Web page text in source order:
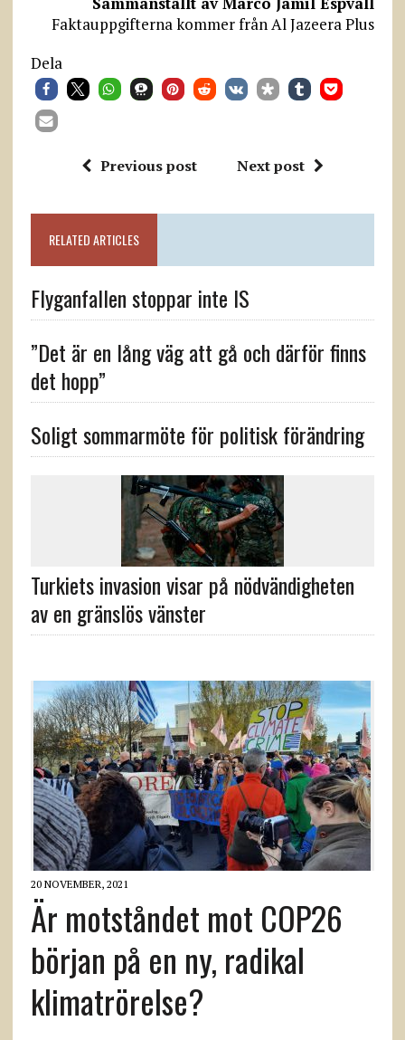
Faktauppgifterna kommer från Al Jazeera Plus
Dela
Previous post Next post
RELATED ARTICLES
Flyganfallen stoppar inte IS
”Det är en lång väg att gå och därför finns
det hopp”
Soligt sommarmöte för politisk förändring
Turkiets invasion visar på nödvändigheten
av en gränslös vänster
20 NOVEMBER, 2021
Är motståndet mot COP26
början på en ny, radikal
klimatrörelse?